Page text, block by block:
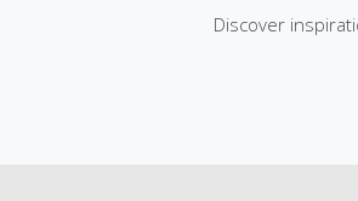
Discover